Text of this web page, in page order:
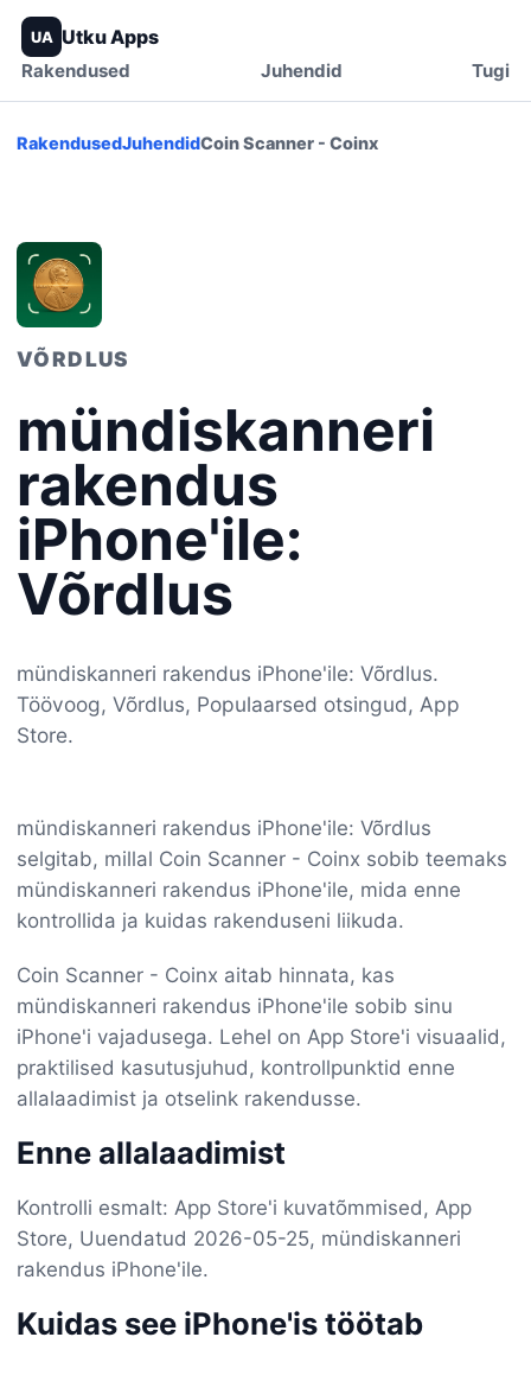
UA Utku Apps
Rakendused Juhendid Tugi
RakendusedJuhendidCoin Scanner - Coinx
VÕRDLUS
mündiskanneri
rakendus
iPhone'ile:
Võrdlus
mündiskanneri rakendus iPhone'ile: Võrdlus.
Töövoog, Võrdlus, Populaarsed otsingud, App
Store.
mündiskanneri rakendus iPhone'ile: Võrdlus
selgitab, millal Coin Scanner - Coinx sobib teemaks
mündiskanneri rakendus iPhone'ile, mida enne
kontrollida ja kuidas rakenduseni liikuda.
Coin Scanner - Coinx aitab hinnata, kas
mündiskanneri rakendus iPhone'ile sobib sinu
iPhone'i vajadusega. Lehel on App Store'i visuaalid,
praktilised kasutusjuhud, kontrollpunktid enne
allalaadimist ja otselink rakendusse.
Enne allalaadimist
Kontrolli esmalt: App Store'i kuvatõmmised, App
Store, Uuendatud 2026-05-25, mündiskanneri
rakendus iPhone'ile.
Kuidas see iPhone'is töötab